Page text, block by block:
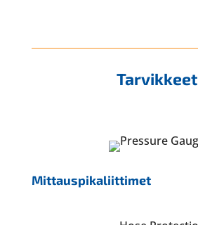
Tarvikkeet
Mittauspikaliittimet